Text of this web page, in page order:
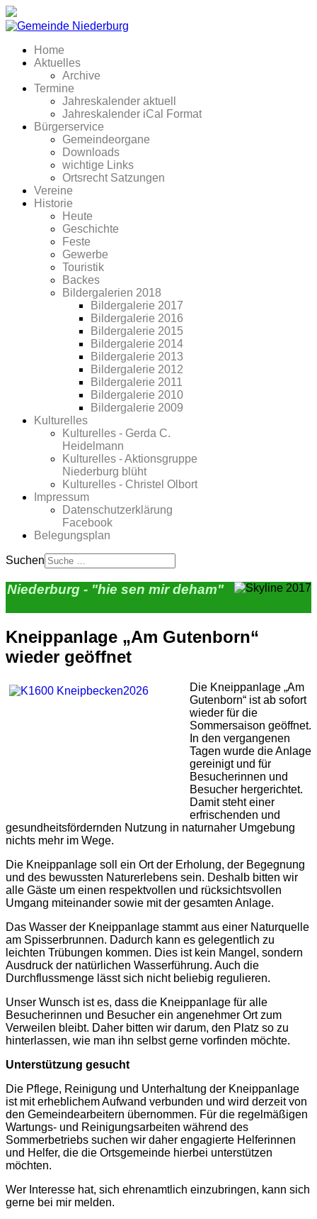
Home
Aktuelles
Archive
Termine
Jahreskalender aktuell
Jahreskalender iCal Format
Bürgerservice
Gemeindeorgane
Downloads
wichtige Links
Ortsrecht Satzungen
Vereine
Historie
Heute
Geschichte
Feste
Gewerbe
Touristik
Backes
Bildergalerien 2018
Bildergalerie 2017
Bildergalerie 2016
Bildergalerie 2015
Bildergalerie 2014
Bildergalerie 2013
Bildergalerie 2012
Bildergalerie 2011
Bildergalerie 2010
Bildergalerie 2009
Kulturelles
Kulturelles - Gerda C.
Heidelmann
Kulturelles - Aktionsgruppe
Niederburg blüht
Kulturelles - Christel Olbort
Impressum
Datenschutzerklärung
Facebook
Belegungsplan
Suchen
Niederburg - "hie sen mir deham"
Kneippanlage „Am Gutenborn“
wieder geöffnet
Die Kneippanlage „Am
Gutenborn“ ist ab sofort
wieder für die
Sommersaison geöffnet.
In den vergangenen
Tagen wurde die Anlage
gereinigt und für
Besucherinnen und
Besucher hergerichtet.
Damit steht einer
erfrischenden und
gesundheitsfördernden Nutzung in naturnaher Umgebung
nichts mehr im Wege.
Die Kneippanlage soll ein Ort der Erholung, der Begegnung
und des bewussten Naturerlebens sein. Deshalb bitten wir
alle Gäste um einen respektvollen und rücksichtsvollen
Umgang miteinander sowie mit der gesamten Anlage.
Das Wasser der Kneippanlage stammt aus einer Naturquelle
am Spisserbrunnen. Dadurch kann es gelegentlich zu
leichten Trübungen kommen. Dies ist kein Mangel, sondern
Ausdruck der natürlichen Wasserführung. Auch die
Durchflussmenge lässt sich nicht beliebig regulieren.
Unser Wunsch ist es, dass die Kneippanlage für alle
Besucherinnen und Besucher ein angenehmer Ort zum
Verweilen bleibt. Daher bitten wir darum, den Platz so zu
hinterlassen, wie man ihn selbst gerne vorfinden möchte.
Unterstützung gesucht
Die Pflege, Reinigung und Unterhaltung der Kneippanlage
ist mit erheblichem Aufwand verbunden und wird derzeit von
den Gemeindearbeitern übernommen. Für die regelmäßigen
Wartungs- und Reinigungsarbeiten während des
Sommerbetriebs suchen wir daher engagierte Helferinnen
und Helfer, die die Ortsgemeinde hierbei unterstützen
möchten.
Wer Interesse hat, sich ehrenamtlich einzubringen, kann sich
gerne bei mir melden.